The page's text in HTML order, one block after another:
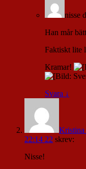
nisse
Han mår
Faktiskt lite
Kramar!
Svara ↓
Kristina
22:14 22 skrev:
Nisse!